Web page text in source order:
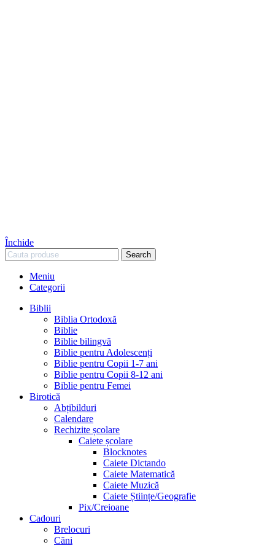
Închide
Search
Meniu
Categorii
Biblii
Biblia Ortodoxă
Biblie
Biblie bilingvă
Biblie pentru Adolescenți
Biblie pentru Copii 1-7 ani
Biblie pentru Copii 8-12 ani
Biblie pentru Femei
Birotică
Abțibilduri
Calendare
Rechizite școlare
Caiete școlare
Blocknotes
Caiete Dictando
Caiete Matematică
Caiete Muzică
Caiete Științe/Geografie
Pix/Creioane
Cadouri
Brelocuri
Căni